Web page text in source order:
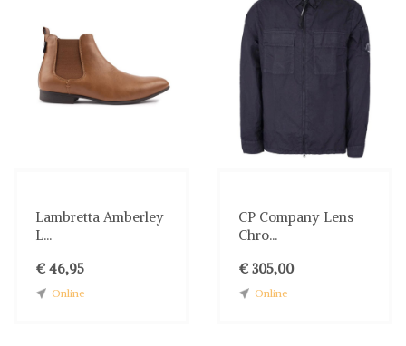
Lambretta Amberley
L...
€ 46,95
Online
CP Company Lens
Chro...
€ 305,00
Online